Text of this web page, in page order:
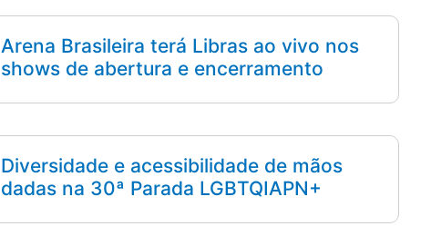
Arena Brasileira terá Libras ao vivo nos
shows de abertura e encerramento
Diversidade e acessibilidade de mãos
dadas na 30ª Parada LGBTQIAPN+